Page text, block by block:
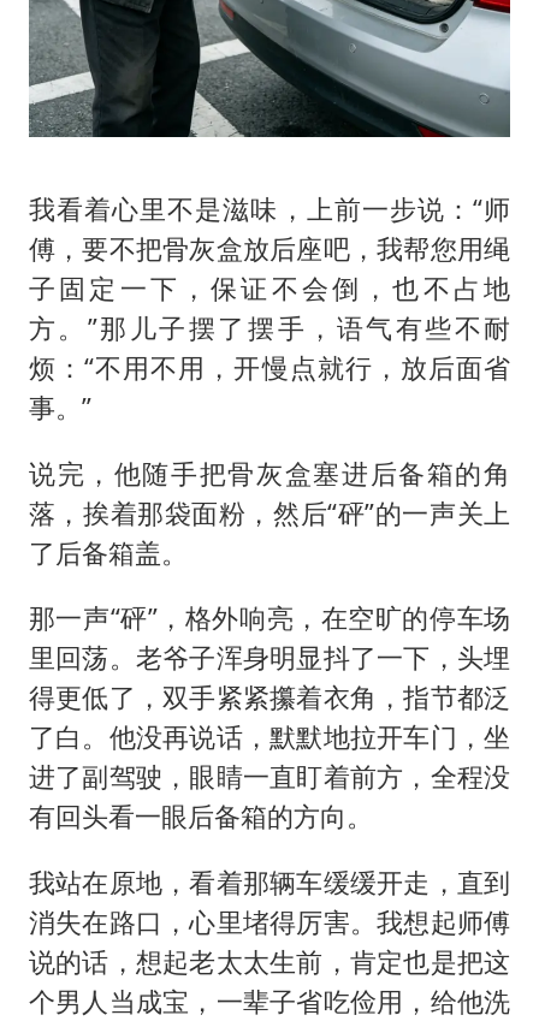
我看着心里不是滋味，上前一步说：“师
傅，要不把骨灰盒放后座吧，我帮您用绳
子固定一下，保证不会倒，也不占地
方。”那儿子摆了摆手，语气有些不耐
烦：“不用不用，开慢点就行，放后面省
事。”
说完，他随手把骨灰盒塞进后备箱的角
落，挨着那袋面粉，然后“砰”的一声关上
了后备箱盖。
那一声“砰”，格外响亮，在空旷的停车场
里回荡。老爷子浑身明显抖了一下，头埋
得更低了，双手紧紧攥着衣角，指节都泛
了白。他没再说话，默默地拉开车门，坐
进了副驾驶，眼睛一直盯着前方，全程没
有回头看一眼后备箱的方向。
我站在原地，看着那辆车缓缓开走，直到
消失在路口，心里堵得厉害。我想起师傅
说的话，想起老太太生前，肯定也是把这
个男人当成宝，一辈子省吃俭用，给他洗